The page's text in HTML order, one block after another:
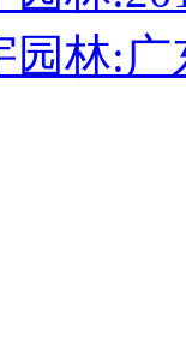
林: